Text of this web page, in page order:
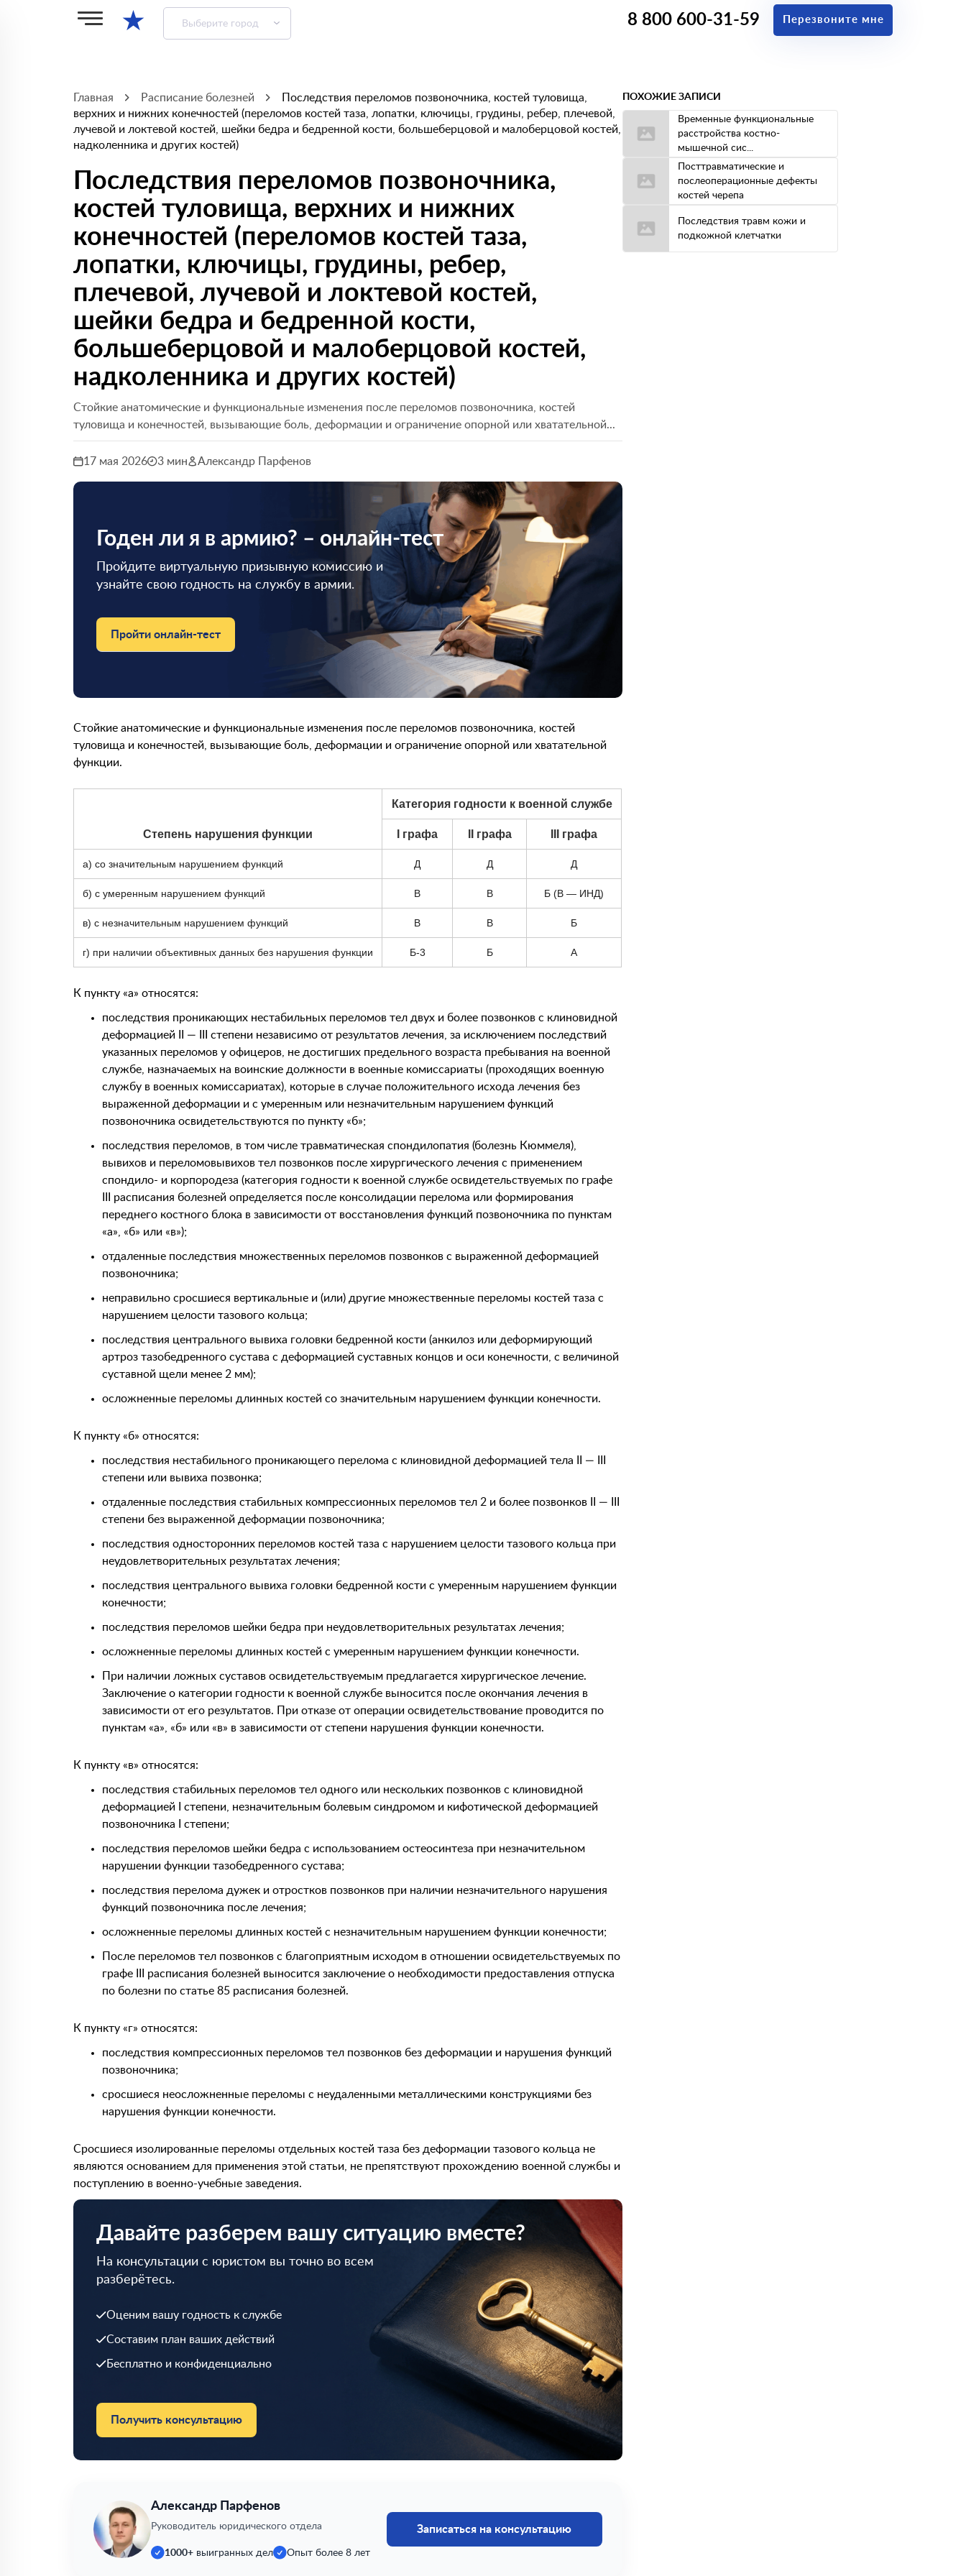
★ Выберите город 8 800 600-31-59 Перезвоните мне
Главная Расписание болезней
Последствия переломов позвоночника, костей туловища,
верхних и нижних конечностей (переломов костей таза, лопатки, ключицы, грудины, ребер, плечевой,
лучевой и локтевой костей, шейки бедра и бедренной кости, большеберцовой и малоберцовой костей,
надколенника и других костей)
Последствия переломов позвоночника,
костей туловища, верхних и нижних
конечностей (переломов костей таза,
лопатки, ключицы, грудины, ребер,
плечевой, лучевой и локтевой костей,
шейки бедра и бедренной кости,
большеберцовой и малоберцовой костей,
надколенника и других костей)
Стойкие анатомические и функциональные изменения после переломов позвоночника, костей
туловища и конечностей, вызывающие боль, деформации и ограничение опорной или хватательной...
17 мая 2026 3 мин Александр Парфенов
Годен ли я в армию? – онлайн-тест
Пройдите виртуальную призывную комиссию и
узнайте свою годность на службу в армии.
Пройти онлайн-тест
Стойкие анатомические и функциональные изменения после переломов позвоночника, костей
туловища и конечностей, вызывающие боль, деформации и ограничение опорной или хватательной
функции.
Степень нарушения функции
Категория годности к военной службе
I графа II графа III графа
а) со значительным нарушением функций Д Д Д
б) с умеренным нарушением функций В В Б (В — ИНД)
в) с незначительным нарушением функций В В Б
г) при наличии объективных данных без нарушения функции Б-3 Б А
К пункту «а» относятся:
последствия проникающих нестабильных переломов тел двух и более позвонков с клиновидной
деформацией II — III степени независимо от результатов лечения, за исключением последствий
указанных переломов у офицеров, не достигших предельного возраста пребывания на военной
службе, назначаемых на воинские должности в военные комиссариаты (проходящих военную
службу в военных комиссариатах), которые в случае положительного исхода лечения без
выраженной деформации и с умеренным или незначительным нарушением функций
позвоночника освидетельствуются по пункту «б»;
последствия переломов, в том числе травматическая спондилопатия (болезнь Кюммеля),
вывихов и переломовывихов тел позвонков после хирургического лечения с применением
спондило- и корпородеза (категория годности к военной службе освидетельствуемых по графе
III расписания болезней определяется после консолидации перелома или формирования
переднего костного блока в зависимости от восстановления функций позвоночника по пунктам
«а», «б» или «в»);
отдаленные последствия множественных переломов позвонков с выраженной деформацией
позвоночника;
неправильно сросшиеся вертикальные и (или) другие множественные переломы костей таза с
нарушением целости тазового кольца;
последствия центрального вывиха головки бедренной кости (анкилоз или деформирующий
артроз тазобедренного сустава с деформацией суставных концов и оси конечности, с величиной
суставной щели менее 2 мм);
осложненные переломы длинных костей со значительным нарушением функции конечности.
К пункту «б» относятся:
последствия нестабильного проникающего перелома с клиновидной деформацией тела II — III
степени или вывиха позвонка;
отдаленные последствия стабильных компрессионных переломов тел 2 и более позвонков II — III
степени без выраженной деформации позвоночника;
последствия односторонних переломов костей таза с нарушением целости тазового кольца при
неудовлетворительных результатах лечения;
последствия центрального вывиха головки бедренной кости с умеренным нарушением функции
конечности;
последствия переломов шейки бедра при неудовлетворительных результатах лечения;
осложненные переломы длинных костей с умеренным нарушением функции конечности.
При наличии ложных суставов освидетельствуемым предлагается хирургическое лечение.
Заключение о категории годности к военной службе выносится после окончания лечения в
зависимости от его результатов. При отказе от операции освидетельствование проводится по
пунктам «а», «б» или «в» в зависимости от степени нарушения функции конечности.
К пункту «в» относятся:
последствия стабильных переломов тел одного или нескольких позвонков с клиновидной
деформацией I степени, незначительным болевым синдромом и кифотической деформацией
позвоночника I степени;
последствия переломов шейки бедра с использованием остеосинтеза при незначительном
нарушении функции тазобедренного сустава;
последствия перелома дужек и отростков позвонков при наличии незначительного нарушения
функций позвоночника после лечения;
осложненные переломы длинных костей с незначительным нарушением функции конечности;
После переломов тел позвонков с благоприятным исходом в отношении освидетельствуемых по
графе III расписания болезней выносится заключение о необходимости предоставления отпуска
по болезни по статье 85 расписания болезней.
К пункту «г» относятся:
последствия компрессионных переломов тел позвонков без деформации и нарушения функций
позвоночника;
сросшиеся неосложненные переломы с неудаленными металлическими конструкциями без
нарушения функции конечности.
Сросшиеся изолированные переломы отдельных костей таза без деформации тазового кольца не
являются основанием для применения этой статьи, не препятствуют прохождению военной службы и
поступлению в военно-учебные заведения.
Давайте разберем вашу ситуацию вместе?
На консультации с юристом вы точно во всем
разберётесь.
Оценим вашу годность к службе
Составим план ваших действий
Бесплатно и конфиденциально
Получить консультацию
Александр Парфенов
Руководитель юридического отдела
1000+ выигранных дел Опыт более 8 лет
Записаться на консультацию
ПОХОЖИЕ ЗАПИСИ
Временные функциональные
расстройства костно-
мышечной сис...
Посттравматические и
послеоперационные дефекты
костей черепа
Последствия травм кожи и
подкожной клетчатки